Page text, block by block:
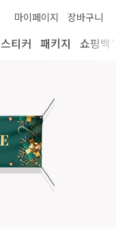
마이페이지 장바구니
스티커 패키지 쇼핑백•